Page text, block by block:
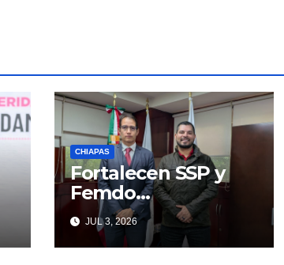
CHIAPAS
Fortalecen SSP y
Femdo
coordinación para
combatir la
delincuencia
JUL 3, 2026